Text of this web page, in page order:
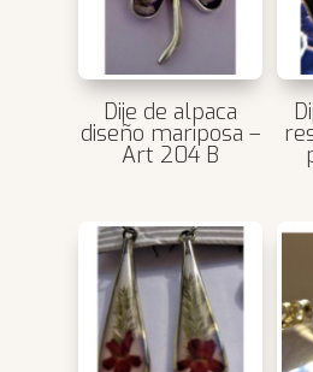
Dije de alpaca
diseño mariposa –
Art 204 B